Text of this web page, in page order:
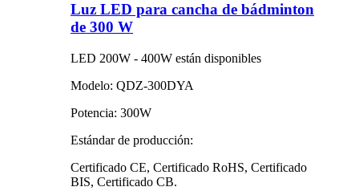
Luz LED para cancha de bádminton
de 300 W
LED 200W - 400W están disponibles
Modelo: QDZ-300DYA
Potencia: 300W
Estándar de producción:
Certificado CE, Certificado RoHS, Certificado
BIS, Certificado CB.